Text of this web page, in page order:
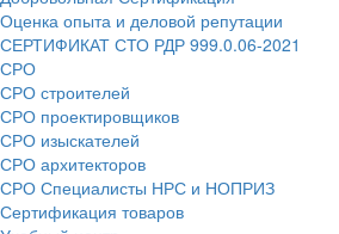
Оценка опыта и деловой репутации
СЕРТИФИКАТ СТО РДР 999.0.06-2021
СРО
СРО строителей
СРО проектировщиков
СРО изыскателей
СРО архитекторов
СРО Специалисты НРС и НОПРИЗ
Сертификация товаров